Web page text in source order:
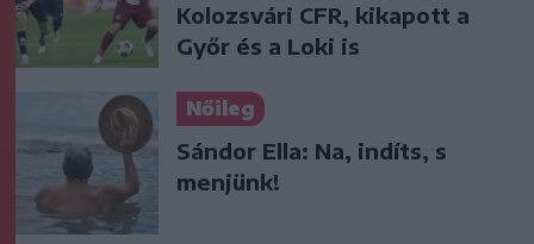
Kolozsvári CFR, kikapott a
Győr és a Loki is
Nőileg
Sándor Ella: Na, indíts, s
menjünk!